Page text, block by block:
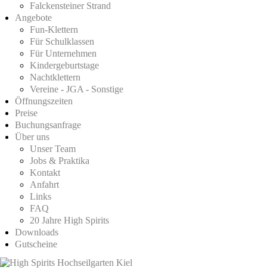
Falckensteiner Strand
Angebote
Fun-Klettern
Für Schulklassen
Für Unternehmen
Kindergeburtstage
Nachtklettern
Vereine - JGA - Sonstige
Öffnungszeiten
Preise
Buchungsanfrage
Über uns
Unser Team
Jobs & Praktika
Kontakt
Anfahrt
Links
FAQ
20 Jahre High Spirits
Downloads
Gutscheine